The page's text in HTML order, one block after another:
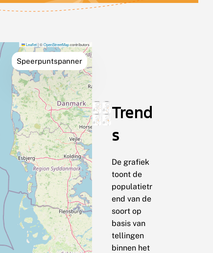
Speerpuntspanner
Leaflet|©OpenStreetMapcontributors
Trend
s
De grafiek
toont de
populatietr
end van de
soort op
basis van
tellingen
binnen het